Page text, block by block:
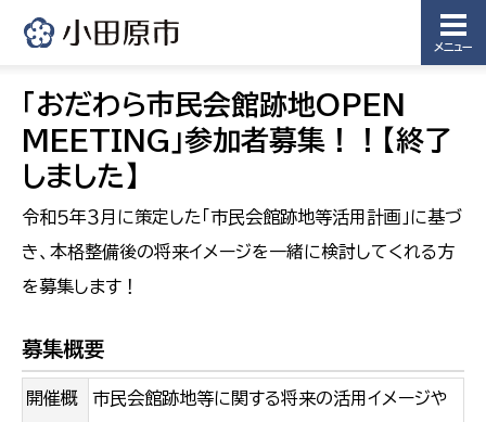
メニュー
「おだわら市民会館跡地OPEN
MEETING」参加者募集！！【終了
しました】
令和５年３月に策定した「市民会館跡地等活用計画」に基づ
き、本格整備後の将来イメージを一緒に検討してくれる方
を募集します！
募集概要
開催概
市民会館跡地等に関する将来の活用イメージや